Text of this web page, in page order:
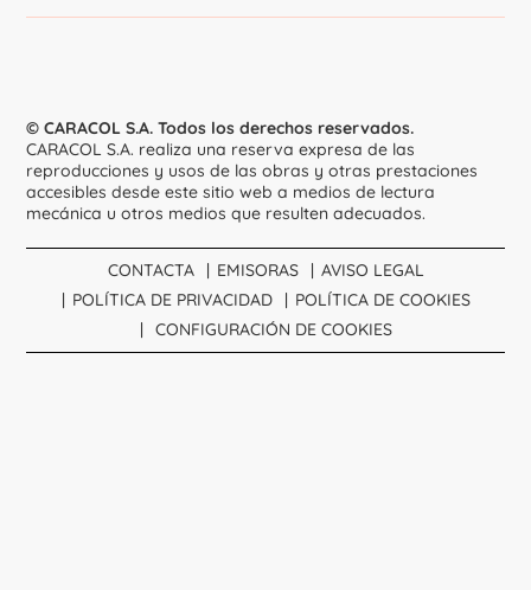
© CARACOL S.A. Todos los derechos reservados.
CARACOL S.A. realiza una reserva expresa de las
reproducciones y usos de las obras y otras prestaciones
accesibles desde este sitio web a medios de lectura
mecánica u otros medios que resulten adecuados.
CONTACTA EMISORAS
AVISO LEGAL
POLÍTICA DE PRIVACIDAD
POLÍTICA DE COOKIES
CONFIGURACIÓN DE COOKIES